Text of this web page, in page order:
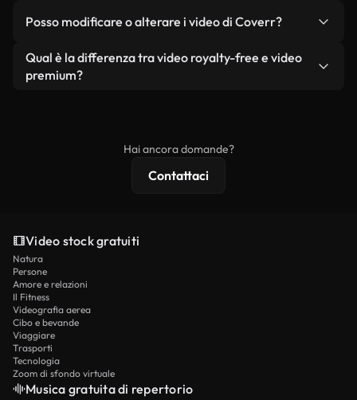
condizione che non si rivendano o ridistribuiscano
reali o generati dall'intelligenza artificiale, include
filigrane. Avrai a disposizione filmati puliti e pronti
all'uso.
Posso modificare o alterare i video di Coverr?
Sì. Siete liberi di tagliare, ritagliare o remixare i
nostri video. Assicuratevi solo che il prodotto
Qual è la differenza tra video royalty-free e video
premium?
Hai ancora domande?
Contattaci
Video stock gratuiti
Natura
Persone
Amore e relazioni
Il Fitness
Videografia aerea
Cibo e bevande
Viaggiare
Trasporti
Tecnologia
Zoom di sfondo virtuale
Musica gratuita di repertorio